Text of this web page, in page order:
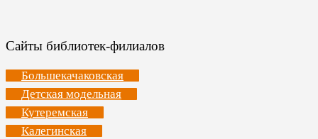
Сайты библиотек-филиалов
Большекачаковская
Детская модельная
Кутеремская
Калегинская